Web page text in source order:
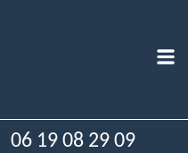
06 19 08 29 09